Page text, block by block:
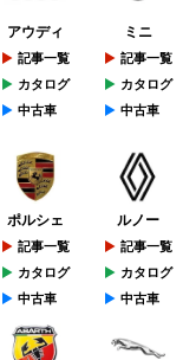
アウディ
記事一覧
カタログ
中古車
ミニ
記事一覧
カタログ
中古車
ポルシェ
記事一覧
カタログ
中古車
ルノー
記事一覧
カタログ
中古車